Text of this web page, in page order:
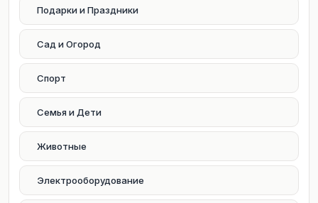
Подарки и Праздники
Сад и Огород
Спорт
Семья и Дети
Животные
Электрооборудование